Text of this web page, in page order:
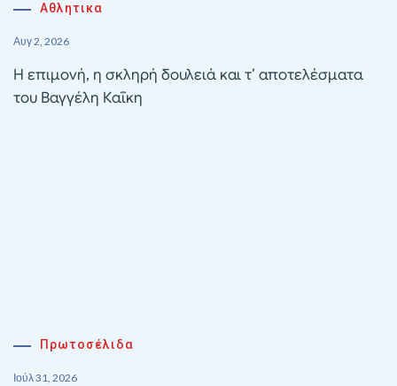
Αθλητικα
Αυγ 2, 2026
Η επιμονή, η σκληρή δουλειά και τ’ αποτελέσματα
του Βαγγέλη Καΐκη
Πρωτοσέλιδα
Ιούλ 31, 2026